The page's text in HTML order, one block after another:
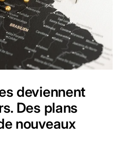
deviennent
Des plans
nouveaux